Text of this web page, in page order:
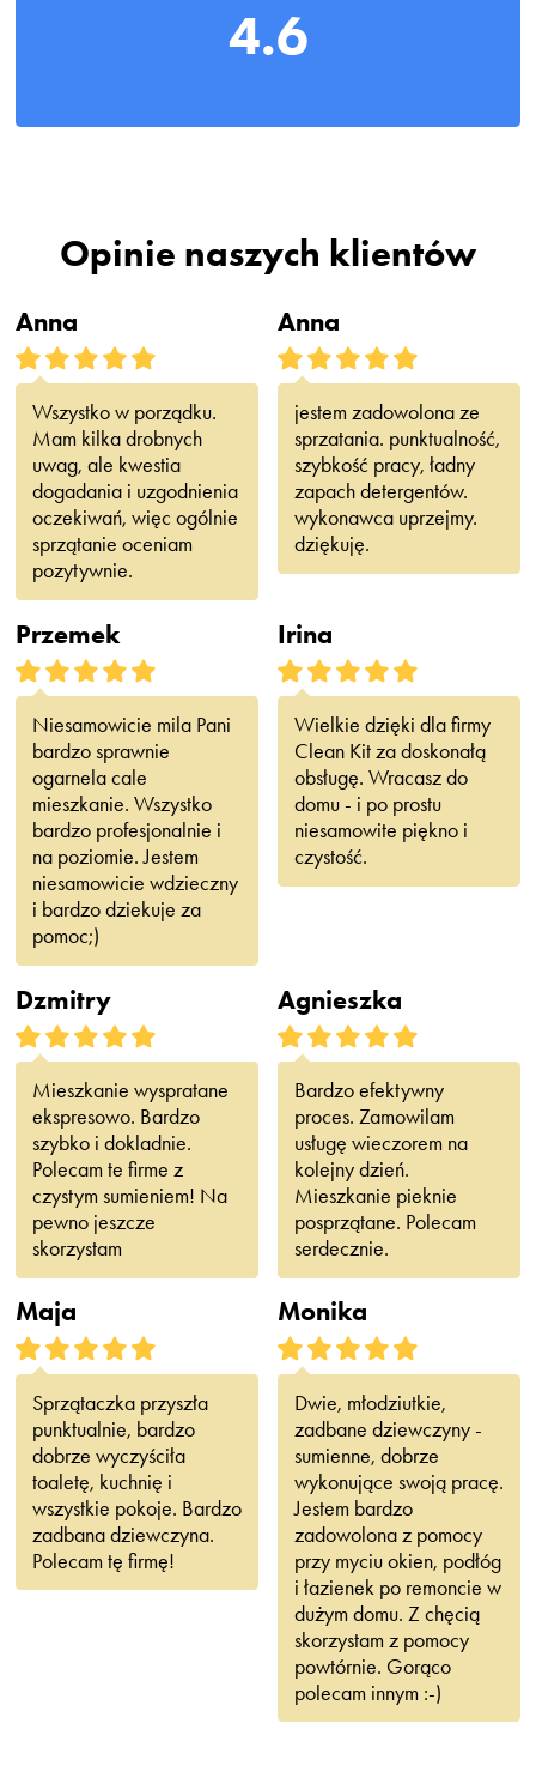
4.6
Opinie naszych klientów
Anna
Wszystko w porządku.
Mam kilka drobnych
uwag, ale kwestia
dogadania i uzgodnienia
oczekiwań, więc ogólnie
sprzątanie oceniam
pozytywnie.
Anna
jestem zadowolona ze
sprzatania. punktualność,
szybkość pracy, ładny
zapach detergentów.
wykonawca uprzejmy.
dziękuję.
Przemek
Niesamowicie mila Pani
bardzo sprawnie
ogarnela cale
mieszkanie. Wszystko
bardzo profesjonalnie i
na poziomie. Jestem
niesamowicie wdzieczny
i bardzo dziekuje za
pomoc;)
Irina
Wielkie dzięki dla firmy
Clean Kit za doskonałą
obsługę. Wracasz do
domu - i po prostu
niesamowite piękno i
czystość.
Dzmitry
Mieszkanie wyspratane
ekspresowo. Bardzo
szybko i dokladnie.
Polecam te firme z
czystym sumieniem! Na
pewno jeszcze
skorzystam
Agnieszka
Bardzo efektywny
proces. Zamowilam
usługę wieczorem na
kolejny dzień.
Mieszkanie pieknie
posprzątane. Polecam
serdecznie.
Maja
Sprzątaczka przyszła
punktualnie, bardzo
dobrze wyczyściła
toaletę, kuchnię i
wszystkie pokoje. Bardzo
zadbana dziewczyna.
Polecam tę firmę!
Monika
Dwie, młodziutkie,
zadbane dziewczyny -
sumienne, dobrze
wykonujące swoją pracę.
Jestem bardzo
zadowolona z pomocy
przy myciu okien, podłóg
i łazienek po remoncie w
dużym domu. Z chęcią
skorzystam z pomocy
powtórnie. Gorąco
polecam innym :-)